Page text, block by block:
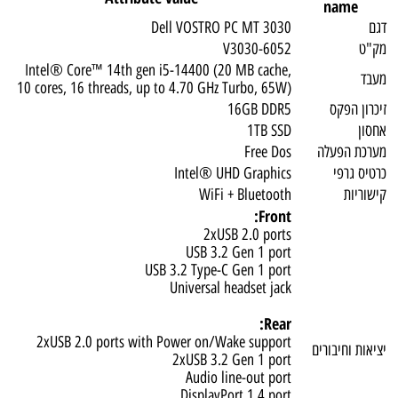
name
Dell VOSTRO PC MT 3030
V3030-6052
Intel® Core™ 14th gen i5-14400 (20 MB cache,
10 cores, 16 threads, up to 4.70 GHz Turbo, 65W)
הפקס
16GB DDR5
1TB SSD
הפעלה
Free Dos
גרפי
Intel® UHD Graphics
WiFi + Bluetooth
וחיבורים
Front:
2xUSB 2.0 ports
USB 3.2 Gen 1 port
USB 3.2 Type-C Gen 1 port
Universal headset jack
Rear:
2xUSB 2.0 ports with Power on/Wake support
2xUSB 3.2 Gen 1 port
Audio line-out port